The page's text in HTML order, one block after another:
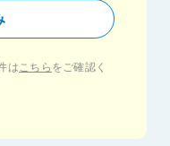
は こちら をご確認く